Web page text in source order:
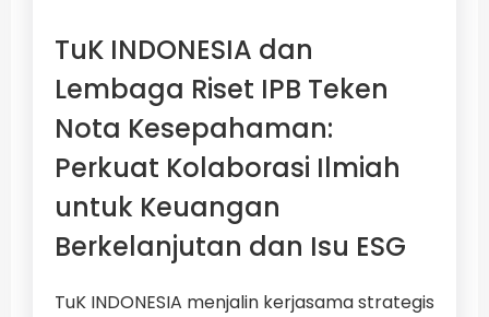
TuK INDONESIA dan
Lembaga Riset IPB Teken
Nota Kesepahaman:
Perkuat Kolaborasi Ilmiah
untuk Keuangan
Berkelanjutan dan Isu ESG
TuK INDONESIA menjalin kerjasama strategis